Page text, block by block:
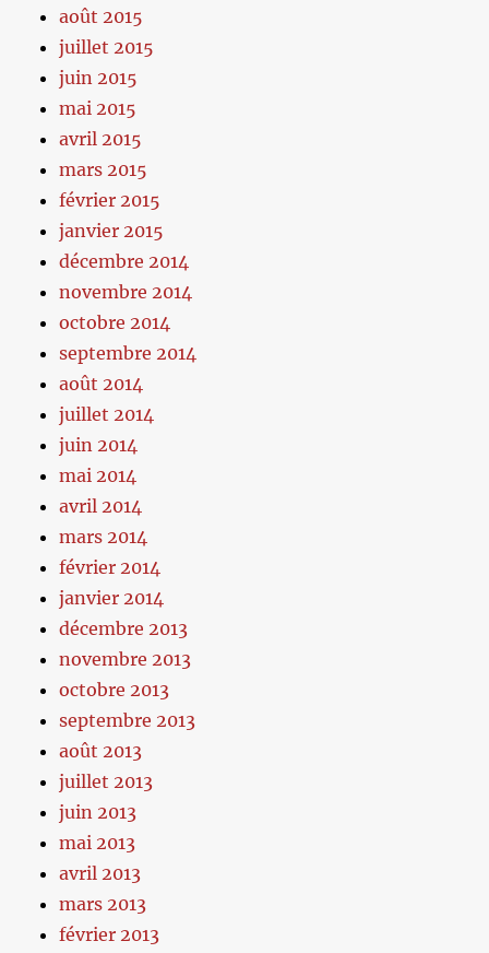
août 2015
juillet 2015
juin 2015
mai 2015
avril 2015
mars 2015
février 2015
janvier 2015
décembre 2014
novembre 2014
octobre 2014
septembre 2014
août 2014
juillet 2014
juin 2014
mai 2014
avril 2014
mars 2014
février 2014
janvier 2014
décembre 2013
novembre 2013
octobre 2013
septembre 2013
août 2013
juillet 2013
juin 2013
mai 2013
avril 2013
mars 2013
février 2013